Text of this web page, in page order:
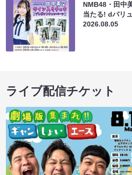
NMB48・田中
当たる! dバリ
2026.08.05
ライブ配信チケット